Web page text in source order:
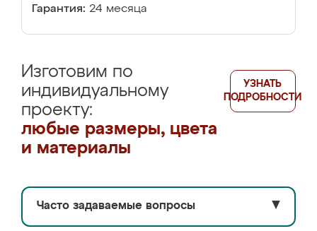
Гарантия: 24 месяца
Изготовим по
индивидуальному
проекту:
любые размеры, цвета
и материалы
УЗНАТЬ
ПОДРОБНОСТИ
Часто задаваемые вопросы ▼